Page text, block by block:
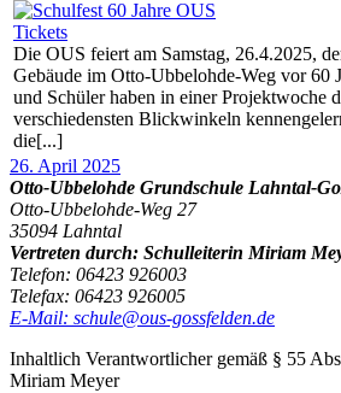
Tickets
Die OUS feiert am Samstag, 26.4.2025,
Gebäude im Otto-Ubbelohde-Weg vor 60
und Schüler haben in einer Projektwoche
verschiedensten Blickwinkeln
die[...]
26. April 2025
Otto-Ubbelohde Grundschule Lahntal-
Otto-Ubbelohde-Weg 27
35094 Lahntal
Vertreten durch: Schulleiterin Miriam
Telefon: 06423 926003
Telefax: 06423 926005
E-Mail: schule@ous-gossfelden.de
Inhaltlich Verantwortlicher gemäß § 55
Miriam Meyer